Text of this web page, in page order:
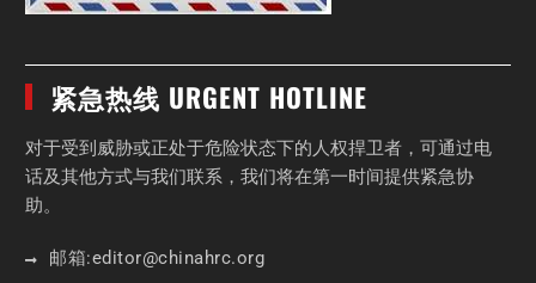
紧急热线 URGENT HOTLINE
对于受到威胁或正处于危险状态下的人权捍卫者，可通过电
话及其他方式与我们联系，我们将在第一时间提供紧急协
助。
邮箱:editor@chinahrc.org